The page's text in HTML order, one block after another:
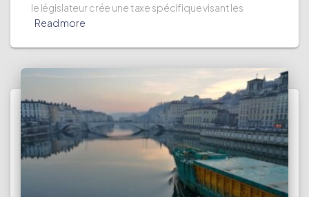
le législateur crée une taxe spécifique visant les
Read more